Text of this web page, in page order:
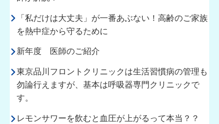
「私だけは大丈夫」が一番あぶない！高齢のご家族
を熱中症から守るために
新年度 医師のご紹介
東京品川フロントクリニックは生活習慣病の管理も
勿論行えますが、基本は呼吸器専門クリニックで
す。
レモンサワーを飲むと血圧が上がるって本当？？